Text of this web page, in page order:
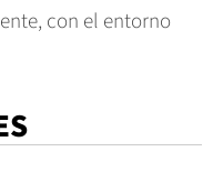
con el entorno